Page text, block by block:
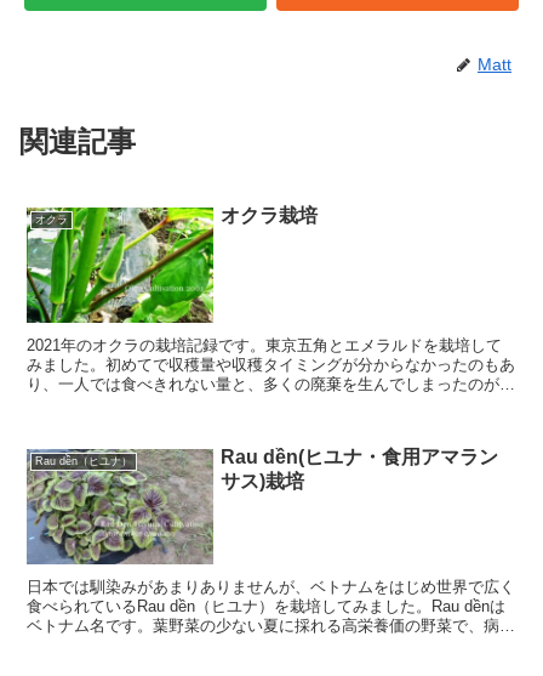
Matt
関連記事
オクラ オクラ栽培
2021年のオクラの栽培記録です。東京五角とエメラルドを栽培して
みました。初めてで収穫量や収穫タイミングが分からなかったのもあ
り、一人では食べきれない量と、多くの廃棄を生んでしまったのが残
Rau dền（ヒユナ）
Rau dền(ヒユナ・食用アマラン
サス)栽培
日本では馴染みがあまりありませんが、ベトナムをはじめ世界で広く
食べられているRau dền（ヒユナ）を栽培してみました。Rau dềnは
ベトナム名です。葉野菜の少ない夏に採れる高栄養価の野菜で、病気